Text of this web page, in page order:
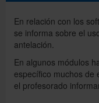
En relación con los
se informa sobre el
antelación.
En algunos módulos
específico muchos de
el profesorado